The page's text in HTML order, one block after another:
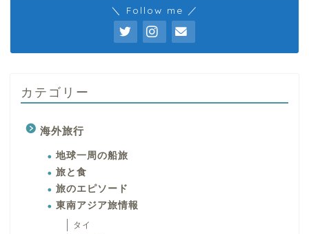
＼ Follow me ／
カテゴリー
海外旅行
地球一周の船旅
旅と食
旅のエピソード
東南アジア旅情報
タイ